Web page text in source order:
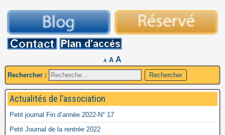
A A A
Rechercher :
Actualités de l’association
Petit journal Fin d’année 2022-N° 17
Petit Journal de la rentrée 2022